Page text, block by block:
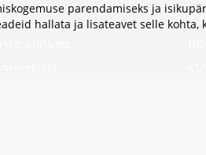
2
parendamiseks ja
hallata ja lisateavet selle